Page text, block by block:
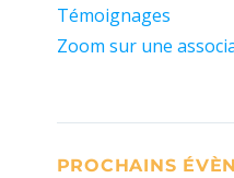
Témoignages
Zoom sur une
PROCHAINS